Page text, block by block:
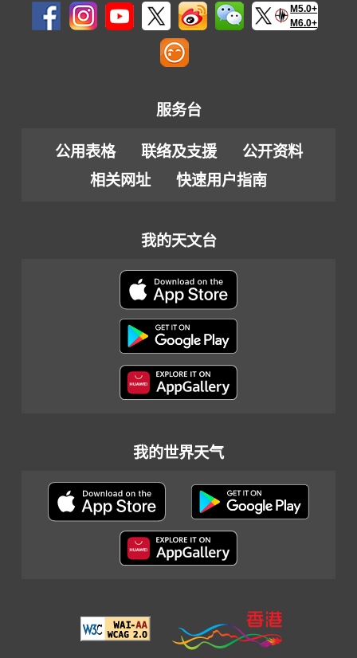
M5.0+
M6.0+
服务台
公用表格 联络及支援
公开资料
相关网址
快速用户指南
我的天文台
我的世界天气